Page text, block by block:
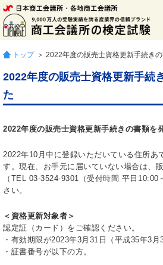
トップ ＞ 2022年度の販売士資格更新手続き
2022年度の販売士資格更新手続
た
2022年度の販売士資格更新手続きの書類を
2022年10月中に登録いただいている住所あ
す。現在、お手元に届いていない場合は、
（TEL 03-3524-9301（受付時間 平日
さい。
＜資格更新対象者＞
認定証（カード）をご確認ください。
・有効期限が2023年3月31日（平成35年3月
・証書番号が以下の方。